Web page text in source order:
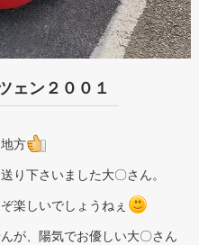
ェン２００１
方
り下さいました大〇さん。
楽しいでしょうねぇ
が、陽気でお優しい大〇さん